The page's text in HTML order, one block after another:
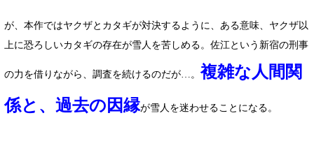
が、本作ではヤクザとカタギが対決するように、ある意味、ヤクザ以
上に恐ろしいカタギの存在が雪人を苦しめる。佐江という新宿の刑事
の力を借りながら、調査を続けるのだが…。複雑な人間関
係と、過去の因縁が雪人を迷わせることになる。